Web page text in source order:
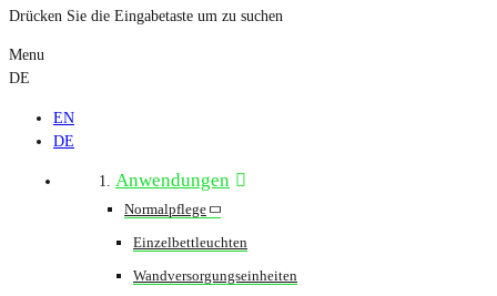
Drücken Sie die Eingabetaste um zu suchen
Menu
DE
EN
DE
Anwendungen
Normalpflege
Einzelbettleuchten
Wandversorgungseinheiten